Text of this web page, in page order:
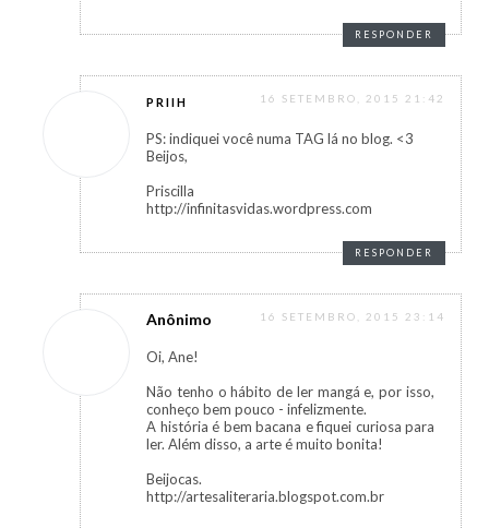
RESPONDER
PRIIH 16 SETEMBRO, 2015 21:42
PS: indiquei você numa TAG lá no blog. <3
Beijos,
Priscilla
http://infinitasvidas.wordpress.com
RESPONDER
Anônimo 16 SETEMBRO, 2015 23:14
Oi, Ane!
Não tenho o hábito de ler mangá e, por isso,
conheço bem pouco - infelizmente.
A história é bem bacana e fiquei curiosa para
ler. Além disso, a arte é muito bonita!
Beijocas.
http://artesaliteraria.blogspot.com.br